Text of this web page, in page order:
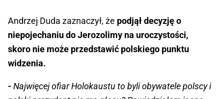
Andrzej Duda zaznaczył, że podjął decyzję o
niepojechaniu do Jerozolimy na uroczystości,
skoro nie może przedstawić polskiego punktu
widzenia.
- Najwięcej ofiar Holokaustu to byli obywatele polscy i